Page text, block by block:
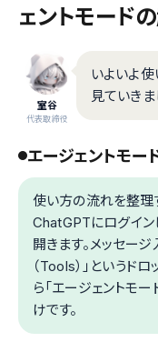
ェントモード
室谷
代表取締役
いよいよ
見ていきま
エージェントモー
使い方の流れを整理
ChatGPTにログイン
開きます。メッセー
（Tools）」というド
ら「エージェントモ
けです。